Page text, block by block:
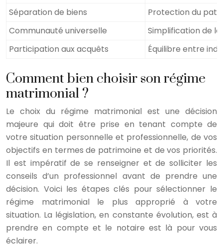
Séparation de biens
Protection du
Communauté universelle
Simplification de
Participation aux acquêts
Équilibre entre
Comment bien choisir son régime
matrimonial ?
Le choix du régime matrimonial est une décision
majeure qui doit être prise en tenant compte de
votre situation personnelle et professionnelle, de vos
objectifs en termes de patrimoine et de vos priorités.
Il est impératif de se renseigner et de solliciter les
conseils d’un professionnel avant de prendre une
décision. Voici les étapes clés pour sélectionner le
régime matrimonial le plus approprié à votre
situation. La législation, en constante évolution, est à
prendre en compte et le notaire est là pour vous
éclairer.